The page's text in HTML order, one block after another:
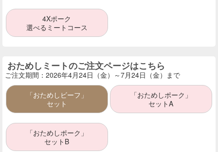
4Xポーク
選べるミートコース
おためしミートのご注文ページはこちら
ご注文期間：2026年4月24日（金）～7月24日（金）まで
「おためしビーフ」
セット
「おためしポーク」
セットA
「おためしポーク」
セットB